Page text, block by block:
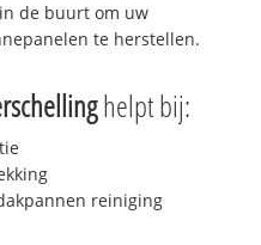
de buurt om uw
te herstellen.
helpt bij:
reiniging